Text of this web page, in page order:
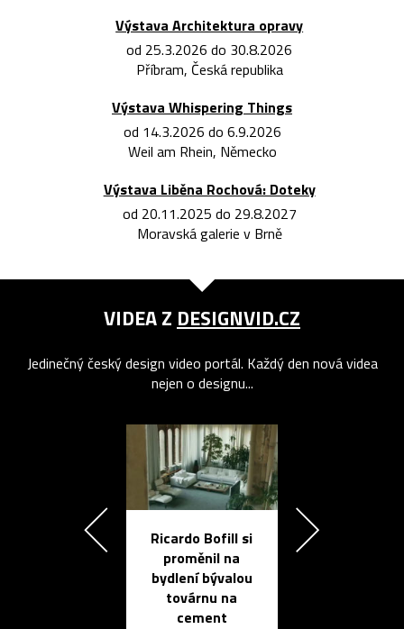
Výstava Architektura opravy
od 25.3.2026 do 30.8.2026
Příbram, Česká republika
Výstava Whispering Things
od 14.3.2026 do 6.9.2026
Weil am Rhein, Německo
Výstava Liběna Rochová: Doteky
od 20.11.2025 do 29.8.2027
Moravská galerie v Brně
VIDEA Z DESIGNVID.CZ
Jedinečný český design video portál. Každý den nová videa
nejen o designu...
Ricardo Bofill si
proměnil na
bydlení bývalou
továrnu na
cement